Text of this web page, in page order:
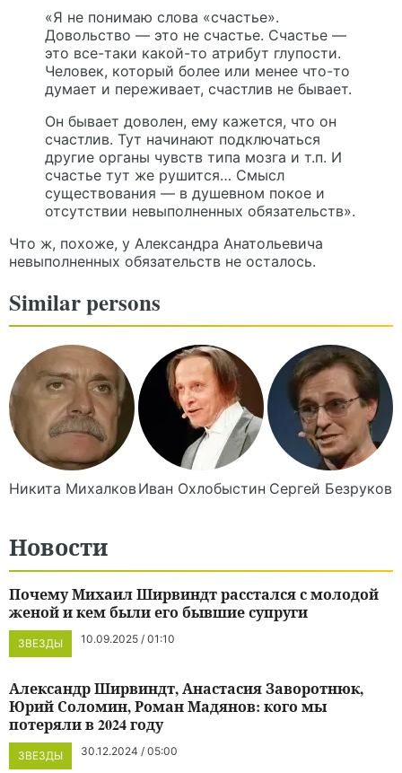
«Я не понимаю слова «счастье».
Довольство — это не счастье. Счастье —
это все-таки какой-то атрибут глупости.
Человек, который более или менее что-то
думает и переживает, счастлив не бывает.
Он бывает доволен, ему кажется, что он
счастлив. Тут начинают подключаться
другие органы чувств типа мозга и т.п. И
счастье тут же рушится… Смысл
существования — в душевном покое и
отсутствии невыполненных обязательств».
Что ж, похоже, у Александра Анатольевича
невыполненных обязательств не осталось.
Similar persons
Никита Михалков Иван Охлобыстин Сергей Безруков
Новости
ЗВЕЗДЫ 10.09.2025 / 01:10
Почему Михаил Ширвиндт расстался с молодой
женой и кем были его бывшие супруги
ЗВЕЗДЫ 30.12.2024 / 05:00
Александр Ширвиндт, Анастасия Заворотнюк,
Юрий Соломин, Роман Мадянов: кого мы
потеряли в 2024 году